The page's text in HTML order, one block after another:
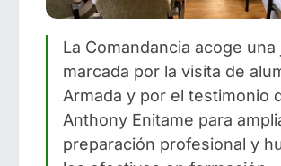
La Comandancia acoge una
marcada por la visita de
Armada y por el testimonio
Anthony Enitame para
preparación profesional y